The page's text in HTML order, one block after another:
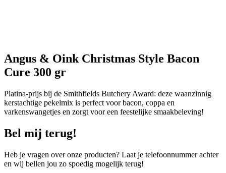
Angus & Oink Christmas Style Bacon
Cure 300 gr
Platina-prijs bij de Smithfields Butchery Award: deze waanzinnig
kerstachtige pekelmix is perfect voor bacon, coppa en
varkenswangetjes en zorgt voor een feestelijke smaakbeleving!
Bel mij terug!
Heb je vragen over onze producten? Laat je telefoonnummer achter
en wij bellen jou zo spoedig mogelijk terug!